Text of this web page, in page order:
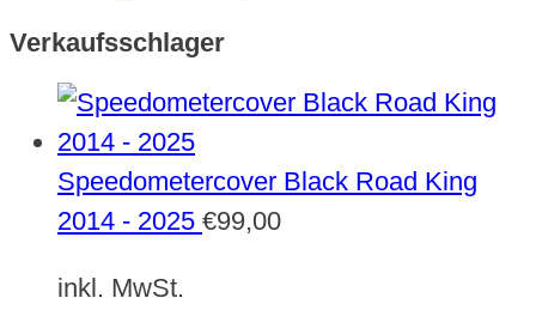
Verkaufsschlager
Speedometercover Black Road King
2014 - 2025 €99,00
inkl. MwSt.